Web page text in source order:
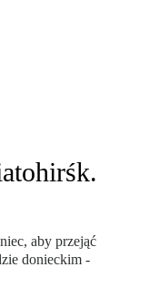
aby przejąć
donieckim -